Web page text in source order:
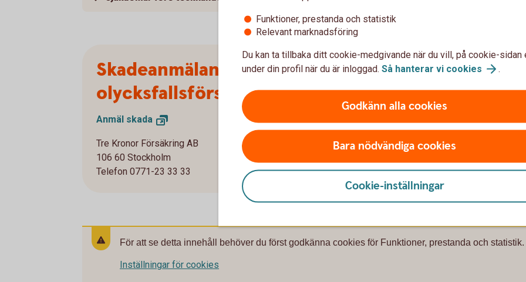
Skadeanmälan
olycksfallsförsäkring
Anmäl skada
Tre Kronor Försäkring AB
106 60 Stockholm
Telefon 0771-23 33 33
Folksam ömsesidig
0771-968 636
För att se detta innehåll behöver du först godkänna cookies för Funktioner, prestanda och statistik.
Inställningar för cookies
Funktioner, prestanda och statistik
Relevant marknadsföring
Du kan ta tillbaka ditt cookie-medgivande när du vill, på cookie-sidan
under din profil när du är inloggad. Så hanterar vi cookies .
Godkänn alla cookies
Bara nödvändiga cookies
Cookie-inställningar